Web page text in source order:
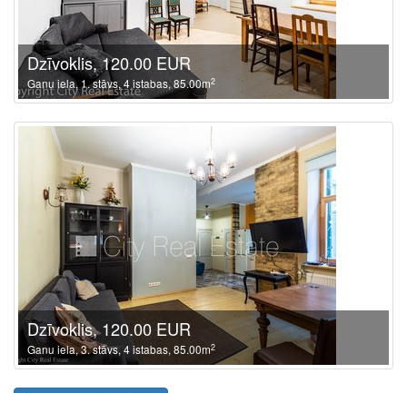
Dzīvoklis, 120.00 EUR
Ganu iela, 1. stāvs, 4 istabas, 85.00m2
Dzīvoklis, 120.00 EUR
Ganu iela, 3. stāvs, 4 istabas, 85.00m2